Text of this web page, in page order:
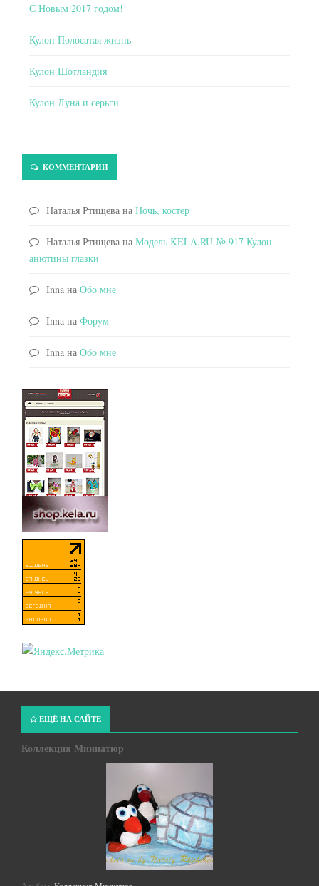
С Новым 2017 годом!
Кулон Полосатая жизнь
Кулон Шотландия
Кулон Луна и серьги
КОММЕНТАРИИ
Наталья Ртищева на Ночь, костер
Наталья Ртищева на Модель KELA.RU № 917 Кулон
анютины глазки
Inna на Обо мне
Inna на Форум
Inna на Обо мне
ЕЩЁ НА САЙТЕ
Коллекция Миниатюр